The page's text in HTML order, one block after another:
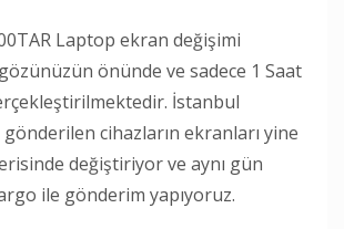
Laptop ekran değişimi
önünde ve sadece 1 Saat
İstanbul
gönderilen cihazların ekranları yine
değiştiriyor ve aynı gün
ile gönderim yapıyoruz.